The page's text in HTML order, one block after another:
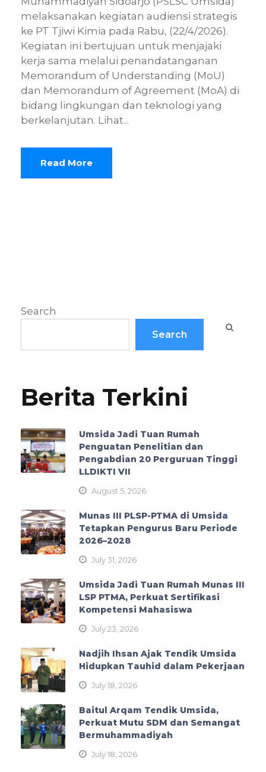
melaksanakan kegiatan audiensi strategis
ke PT Tjiwi Kimia pada Rabu, (22/4/2026).
Kegiatan ini bertujuan untuk menjajaki
kerja sama melalui penandatanganan
Memorandum of Understanding (MoU)
dan Memorandum of Agreement (MoA) di
bidang lingkungan dan teknologi yang
berkelanjutan. Lihat...
Read More
Search
Search
Berita Terkini
Umsida Jadi Tuan Rumah
Penguatan Penelitian dan
Pengabdian 20 Perguruan Tinggi
LLDIKTI VII
August 5, 2026
Munas III PLSP-PTMA di Umsida
Tetapkan Pengurus Baru Periode
2026–2028
July 31, 2026
Umsida Jadi Tuan Rumah Munas III
LSP PTMA, Perkuat Sertifikasi
Kompetensi Mahasiswa
July 23, 2026
Nadjih Ihsan Ajak Tendik Umsida
Hidupkan Tauhid dalam Pekerjaan
July 18, 2026
Baitul Arqam Tendik Umsida,
Perkuat Mutu SDM dan Semangat
Bermuhammadiyah
July 18, 2026